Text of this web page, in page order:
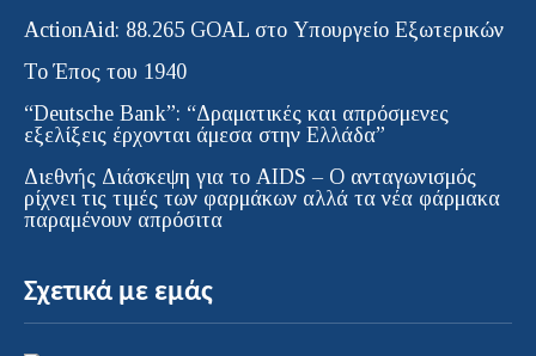
ActionAid: 88.265 GOAL στο Υπουργείο Εξωτερικών
Το Έπος του 1940
“Deutsche Bank”: “Δραματικές και απρόσμενες
εξελίξεις έρχονται άμεσα στην Ελλάδα”
Διεθνής Διάσκεψη για το AIDS – Ο ανταγωνισμός
ρίχνει τις τιμές των φαρμάκων αλλά τα νέα φάρμακα
παραμένουν απρόσιτα
Σχετικά με εμάς